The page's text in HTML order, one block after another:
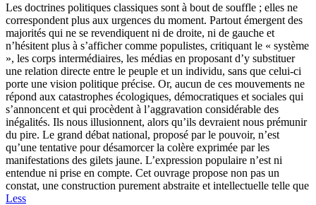
Les doctrines politiques classiques sont à bout de souffle ; elles ne
correspondent plus aux urgences du moment. Partout émergent des
majorités qui ne se revendiquent ni de droite, ni de gauche et
n’hésitent plus à s’afficher comme populistes, critiquant le « système
», les corps intermédiaires, les médias en proposant d’y substituer
une relation directe entre le peuple et un individu, sans que celui-ci
porte une vision politique précise. Or, aucun de ces mouvements ne
répond aux catastrophes écologiques, démocratiques et sociales qui
s’annoncent et qui procèdent à l’aggravation considérable des
inégalités. Ils nous illusionnent, alors qu’ils devraient nous prémunir
du pire. Le grand débat national, proposé par le pouvoir, n’est
qu’une tentative pour désamorcer la colère exprimée par les
manifestations des gilets jaune. L’expression populaire n’est ni
entendue ni prise en compte. Cet ouvrage propose non pas un
constat, une construction purement abstraite et intellectuelle telle que
Less